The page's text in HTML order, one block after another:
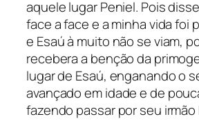
aquele lugar Peniel. Pois
face a face e a minha vida foi
e Esaú à muito não se viam,
recebera a benção da
lugar de Esaú, enganando o
avançado em idade e de
fazendo passar por seu irmão